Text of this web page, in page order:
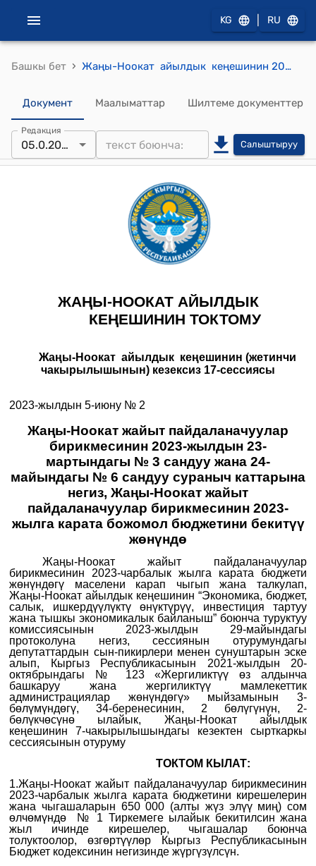
KG RU
Башкы бет › Жаңы-Ноокат айылдык кеңешинин 2023-жылдын 5-июну № 2 "Жаңы-Ноокат жайыт пайдаланачуулар бирикмесинин 2023-жылдын 23-мартындагы № 3 сандуу жана 24-майындагы № 6 сандуу сураныч каттарына негиз, Жаңы-Ноокат жайыт пайдаланачуулар бирикмесинин 2023-жылга карата божомол бюджетини бекитүү жөнүндө" токтому
Документ Маалыматтар Шилтеме документтер
Редакция
05.0.2024 Салыштыруу